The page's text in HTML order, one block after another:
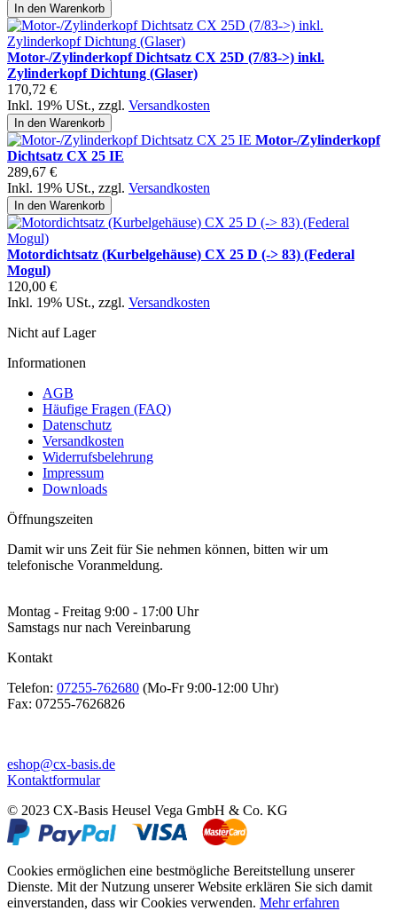
In den Warenkorb
Motor-/Zylinderkopf Dichtsatz CX 25D (7/83->) inkl.
Zylinderkopf Dichtung (Glaser)
170,72 €
Inkl. 19% USt., zzgl. Versandkosten
In den Warenkorb
Motor-/Zylinderkopf
Dichtsatz CX 25 IE
289,67 €
Inkl. 19% USt., zzgl. Versandkosten
In den Warenkorb
Motordichtsatz (Kurbelgehäuse) CX 25 D (-> 83) (Federal
Mogul)
120,00 €
Inkl. 19% USt., zzgl. Versandkosten
Nicht auf Lager
Informationen
AGB
Häufige Fragen (FAQ)
Datenschutz
Versandkosten
Widerrufsbelehrung
Impressum
Downloads
Öffnungszeiten
Damit wir uns Zeit für Sie nehmen können, bitten wir um
telefonische Voranmeldung.
Montag - Freitag 9:00 - 17:00 Uhr
Samstags nur nach Vereinbarung
Kontakt
Telefon: 07255-762680 (Mo-Fr 9:00-12:00 Uhr)
Fax: 07255-7626826
eshop@cx-basis.de
Kontaktformular
© 2023 CX-Basis Heusel Vega GmbH & Co. KG
Cookies ermöglichen eine bestmögliche Bereitstellung unserer
Dienste. Mit der Nutzung unserer Website erklären Sie sich damit
einverstanden, dass wir Cookies verwenden. Mehr erfahren